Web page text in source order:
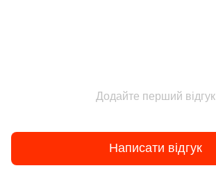
Додайте перший відгук
Написати відгук